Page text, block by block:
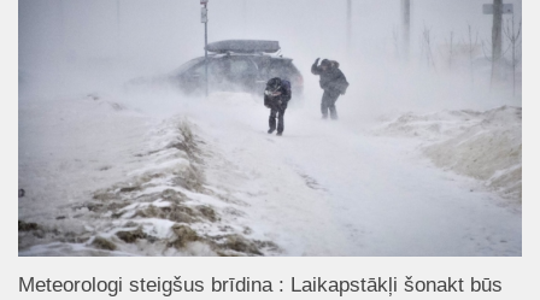
Meteorologi steigšus brīdina : Laikapstākļi šonakt būs